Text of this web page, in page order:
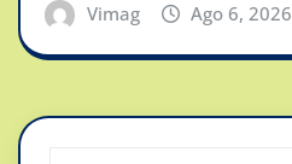
Vimag Ago 6, 2026